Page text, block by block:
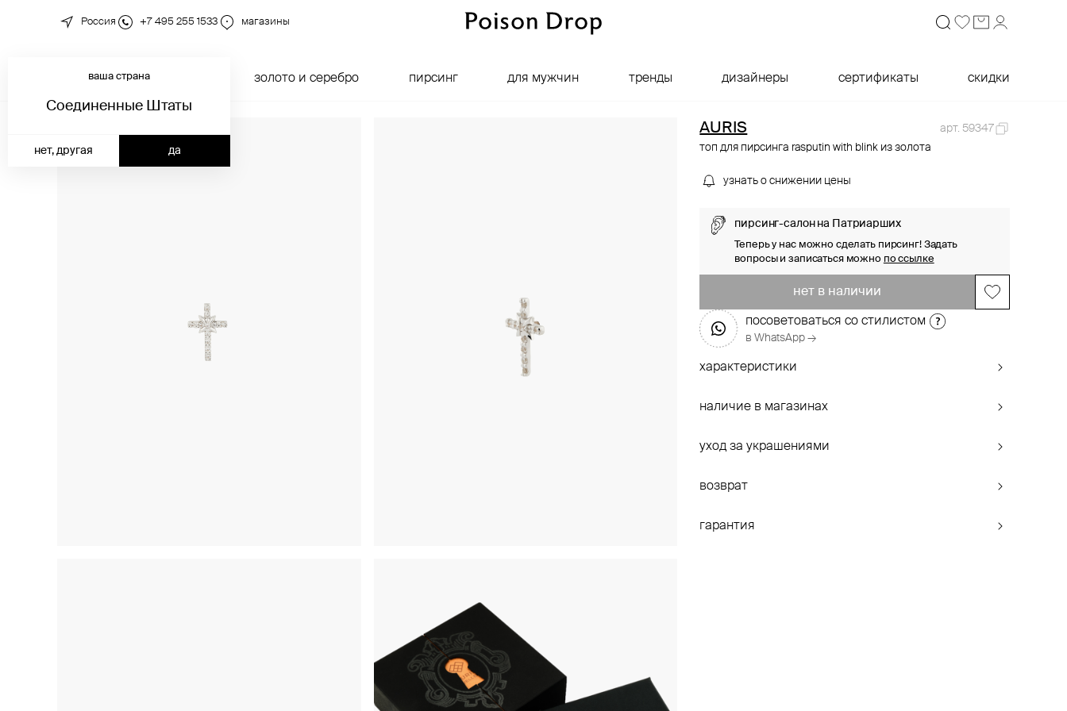
Россия +7 495 255 1533 магазины
новинки золото и серебро пирсинг для мужчин тренды дизайнеры сертификаты скидки
ваша страна
Соединенные Штаты
да
нет, другая
AURIS
арт. 59347
топ для пирсинга rasputin with blink из золота
узнать о снижении цены
пирсинг-салон на Патриарших
Теперь у нас можно сделать пирсинг! Задать
вопросы и записаться можно по ссылке
нет в наличии
посоветоваться со стилистом
в WhatsApp →
характеристики
наличие в магазинах
уход за украшениями
возврат
гарантия